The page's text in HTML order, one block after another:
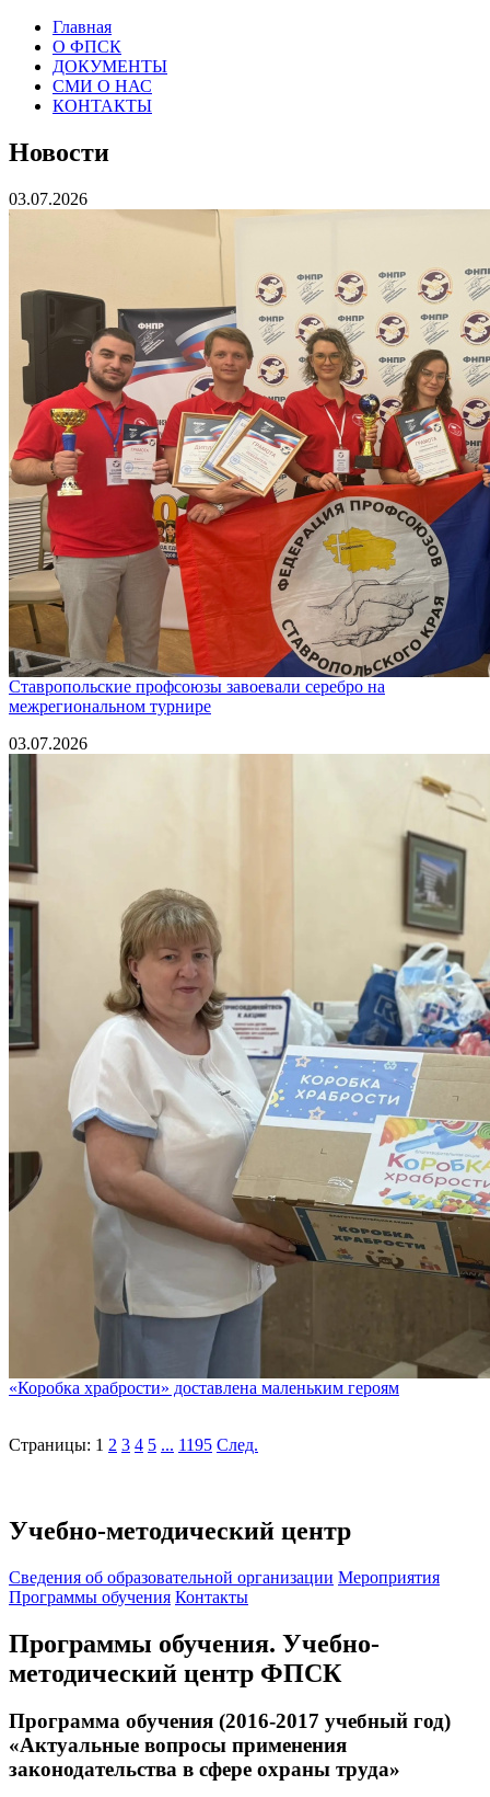
Главная
О ФПСК
ДОКУМЕНТЫ
СМИ О НАС
КОНТАКТЫ
Новости
03.07.2026
Ставропольские профсоюзы завоевали серебро на
межрегиональном турнире
03.07.2026
«Коробка храбрости» доставлена маленьким героям
Страницы: 1 2 3 4 5 ... 1195 След.
Учебно-методический центр
Cведения об образовательной организации Мероприятия
Программы обучения Контакты
Программы обучения. Учебно-
методический центр ФПСК
Программа обучения (2016-2017 учебный год)
«Актуальные вопросы применения
законодательства в сфере охраны труда»